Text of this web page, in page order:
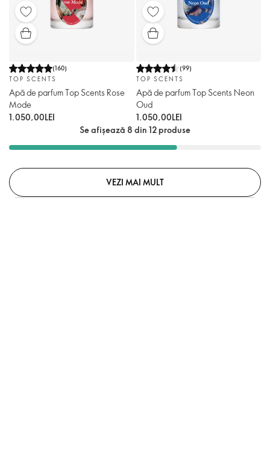
(160)
TOP SCENTS
Apă de parfum Top Scents Rose
Mode
1.050,00LEI
(99)
TOP SCENTS
Apă de parfum Top Scents Neon
Oud
1.050,00LEI
Se afișează 8 din 12 produse
VEZI MAI MULT